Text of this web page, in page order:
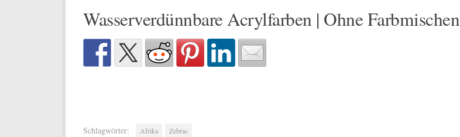
Wasserverdünnbare Acrylfarben | Ohne Farbmischen
Schlagwörter: Afrika Zebras